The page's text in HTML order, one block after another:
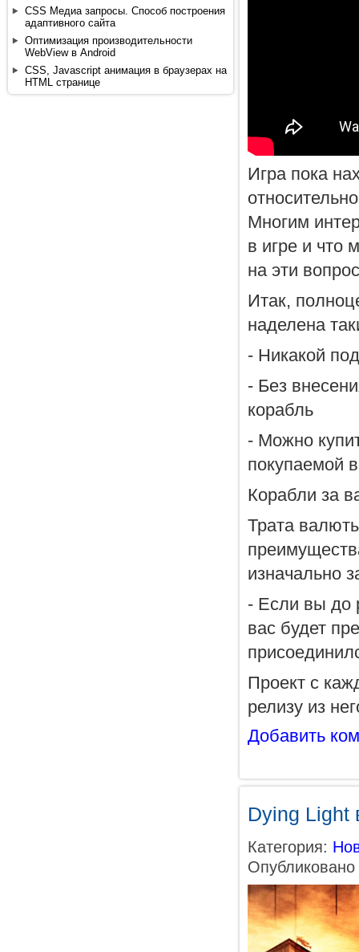
CSS Медиа запросы. Способ построения
адаптивного сайта
Оптимизация производительности
WebView в Android
CSS, Javascript анимация в браузерах на
HTML странице
Игра пока
Многим
в игре и что
на эти
Итак,
наделена
- Никакой
- Без
корабль
- Можно
покупаемой
Корабли за
Трата
изначально
- Если вы до
вас будет
Проект с
релизу из
Добавить
Dying Light
Категория: